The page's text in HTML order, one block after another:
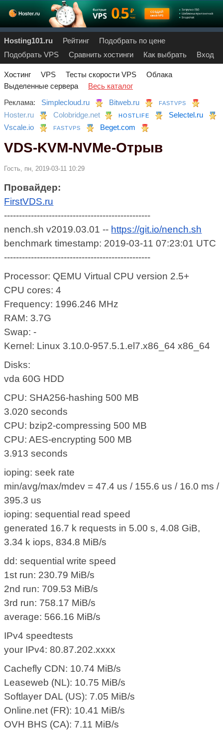
Hosting101.ru Рейтинг
Подобрать по цене
Подобрать VPS
Сравнить хостинги Как выбрать Вход
Хостинг VPS Тесты скорости VPS
Облака
Выделенные сервера
Весь каталог
Реклама:
Simplecloud.ru Bitweb.ru FASTVPS
Hoster.ru Colobridge.net HOSTLIFE
Selectel.ru
Vscale.io
FASTVPS Beget.com
VDS-KVM-NVMe-Отрыв
Гость, пн, 2019-03-11 10:29
Провайдер:
FirstVDS.ru
-------------------------------------------------
nench.sh v2019.03.01 -- https://git.io/nench.sh
benchmark timestamp: 2019-03-11 07:23:01 UTC
-------------------------------------------------
Processor: QEMU Virtual CPU version 2.5+
CPU cores: 4
Frequency: 1996.246 MHz
RAM: 3.7G
Swap: -
Kernel: Linux 3.10.0-957.5.1.el7.x86_64 x86_64
Disks:
vda 60G HDD
CPU: SHA256-hashing 500 MB
3.020 seconds
CPU: bzip2-compressing 500 MB
CPU: AES-encrypting 500 MB
3.913 seconds
ioping: seek rate
min/avg/max/mdev = 47.4 us / 155.6 us / 16.0 ms /
395.3 us
ioping: sequential read speed
generated 16.7 k requests in 5.00 s, 4.08 GiB,
3.34 k iops, 834.8 MiB/s
dd: sequential write speed
1st run: 230.79 MiB/s
2nd run: 709.53 MiB/s
3rd run: 758.17 MiB/s
average: 566.16 MiB/s
IPv4 speedtests
your IPv4: 80.87.202.xxxx
Cachefly CDN: 10.74 MiB/s
Leaseweb (NL): 10.75 MiB/s
Softlayer DAL (US): 7.05 MiB/s
Online.net (FR): 10.41 MiB/s
OVH BHS (CA): 7.11 MiB/s